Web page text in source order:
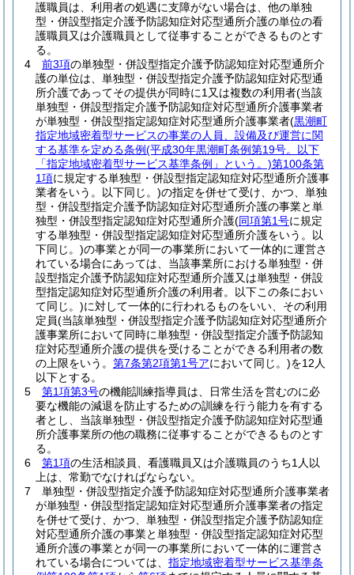
護職員は、利用者の処遇に支障がない場合は、他の単独
型・併設型指定介護予防認知症対応型通所介護の単位の看
護職員又は介護職員として従事することができるものとす
る。
4
前3項の単独型・併設型指定介護予防認知症対応型通所介
護の単位は、単独型・併設型指定介護予防認知症対応型通
所介護であってその提供が同時に1又は複数の利用者(当該
単独型・併設型指定介護予防認知症対応型通所介護事業者
が単独型・併設型指定認知症対応型通所介護事業者(黒潮町
指定地域密着型サービスの事業の人員、設備及び運営に関
する基準を定める条例(平成30年黒潮町条例第19号。以下
「指定地域密着型サービス基準条例」という。)第100条第
1項に規定する単独型・併設型指定認知症対応型通所介護事
業者をいう。以下同じ。)の指定を併せて受け、かつ、単独
型・併設型指定介護予防認知症対応型通所介護の事業と単
独型・併設型指定認知症対応型通所介護(同項第1号に規定
する単独型・併設型指定認知症対応型通所介護をいう。以
下同じ。)の事業とが同一の事業所において一体的に運営さ
れている場合にあっては、当該事業所における単独型・併
設型指定介護予防認知症対応型通所介護又は単独型・併設
型指定認知症対応型通所介護の利用者。以下この条におい
て同じ。)に対して一体的に行われるものをいい、その利用
定員(当該単独型・併設型指定介護予防認知症対応型通所介
護事業所において同時に単独型・併設型指定介護予防認知
症対応型通所介護の提供を受けることができる利用者の数
の上限をいう。 第7条第2項第1号アにおいて同じ。)を12人
以下とする。
5
第1項第3号の機能訓練指導員は、日常生活を営むのに必
要な機能の減退を防止するための訓練を行う能力を有する
者とし、当該単独型・併設型指定介護予防認知症対応型通
所介護事業所の他の職務に従事することができるものとす
る。
6
第1項の生活相談員、看護職員又は介護職員のうち1人以
上は、常勤でなければならない。
7
単独型・併設型指定介護予防認知症対応型通所介護事業者
が単独型・併設型指定認知症対応型通所介護事業者の指定
を併せて受け、かつ、単独型・併設型指定介護予防認知症
対応型通所介護の事業と単独型・併設型指定認知症対応型
通所介護の事業とが同一の事業所において一体的に運営さ
れている場合については、 指定地域密着型サービス基準条